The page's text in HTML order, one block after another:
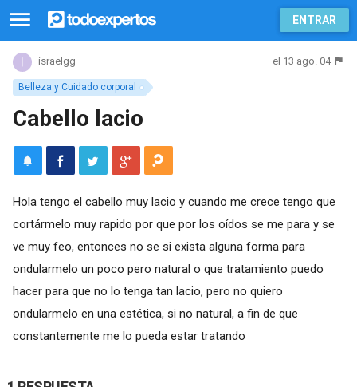
ENTRAR
Belleza y Cuidado corporal
israelgg el 13 ago. 04
Cabello lacio
Hola tengo el cabello muy lacio y cuando me crece tengo que
cortármelo muy rapido por que por los oídos se me para y se
ve muy feo, entonces no se si exista alguna forma para
ondularmelo un poco pero natural o que tratamiento puedo
hacer para que no lo tenga tan lacio, pero no quiero
ondularmelo en una estética, si no natural, a fin de que
constantemente me lo pueda estar tratando